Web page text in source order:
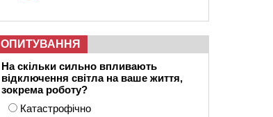
ОПИТУВАННЯ
На скільки сильно впливають
відключення світла на ваше життя,
зокрема роботу?
Катастрофічно